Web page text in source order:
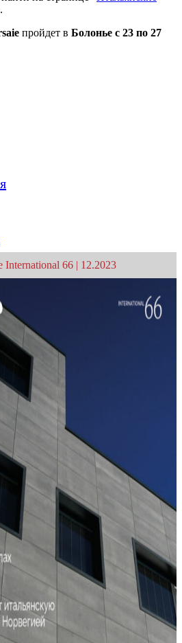
пройдет в Болонье с 23 по 27
International 66 | 12.2023